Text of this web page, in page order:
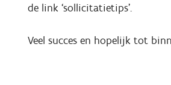
de link ‘sollicitatietips'.
Veel succes en hopelijk tot